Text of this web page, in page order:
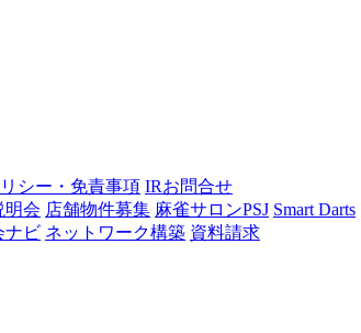
シー・免責事項 IRお問合せ
明会 店舗物件募集 麻雀サロンPSJ Smart Darts
ナビ ネットワーク構築 資料請求